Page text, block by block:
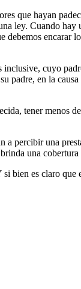
que hayan
ley. Cuando
encarar
cuyo
en la
tener menos
a percibir una
una
es claro